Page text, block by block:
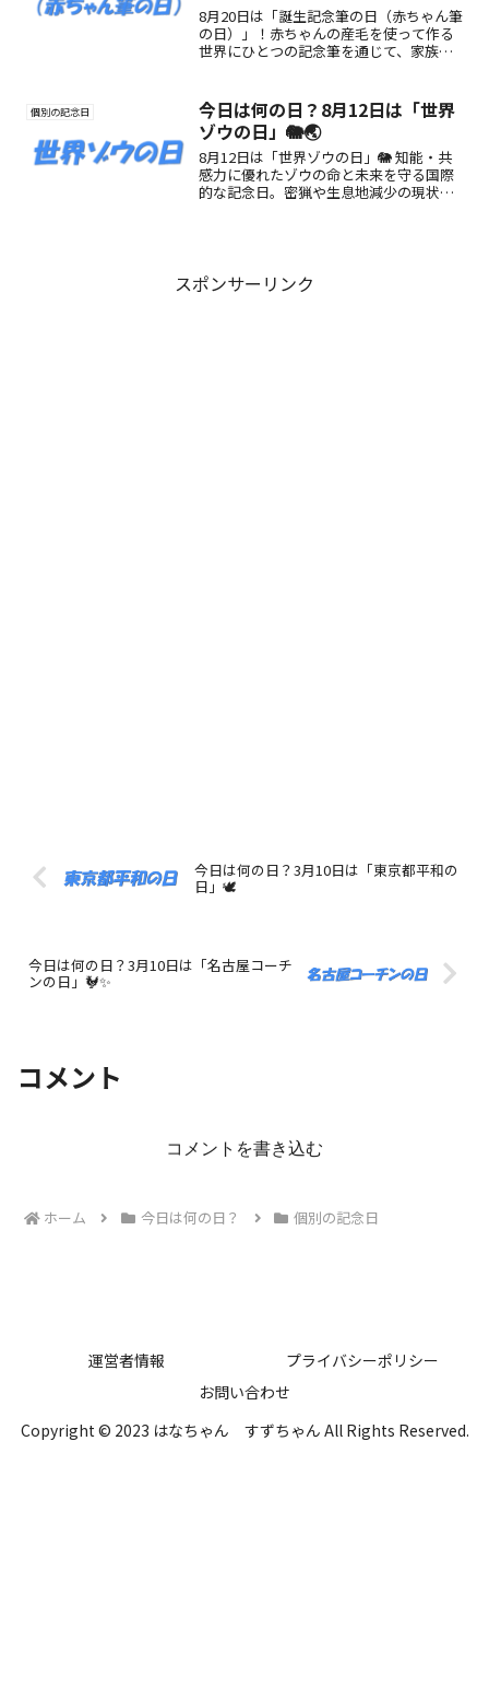
8月20日は「誕生記念筆の日（赤ちゃん筆
の日）」！赤ちゃんの産毛を使って作る
世界にひとつの記念筆を通じて、家族の
個別の記念日
今日は何の日？8月12日は「世界
ゾウの日」🐘🌏
8月12日は「世界ゾウの日」🐘 知能・共
感力に優れたゾウの命と未来を守る国際
的な記念日。密猟や生息地減少の現状を
スポンサーリンク
今日は何の日？3月10日は「東京都平和の
日」🕊️
今日は何の日？3月10日は「名古屋コーチ
ンの日」🐓✨
コメント
コメントを書き込む
ホーム 今日は何の日？ 個別の記念日
運営者情報
プライバシーポリシー
お問い合わせ
Copyright © 2023 はなちゃん すずちゃん All Rights Reserved.